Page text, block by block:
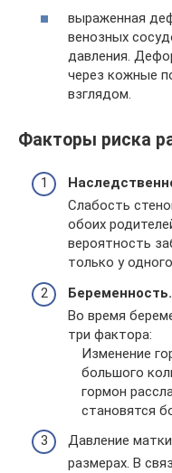
выраженная
венозных
давления.
через кожные
взглядом.
Факторы риска
Слабость
обоих
вероятность
только у
Беременность.
Во время
три фактора:
Изменение
большого
гормон
становятся
Давление
размерах. В